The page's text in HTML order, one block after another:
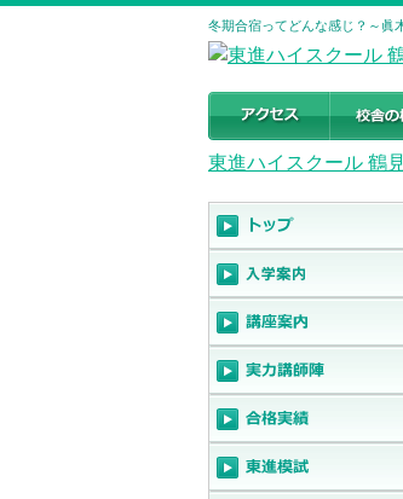
冬期合宿ってどんな感じ？～眞
東進ハイスクール 鶴